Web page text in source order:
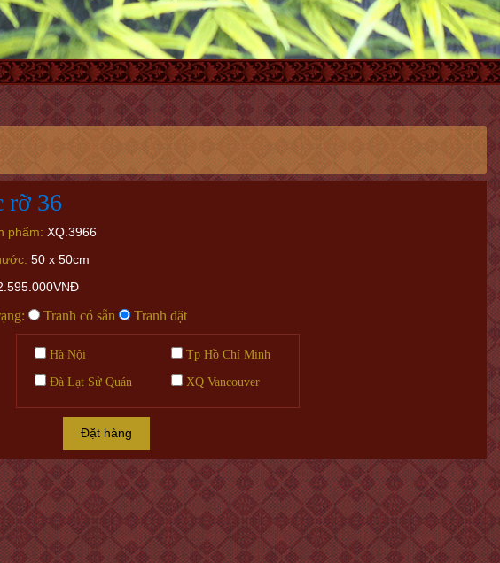
rỡ 36
phẩm: XQ.3966
50 x 50cm
Tranh có sẵn Tranh đặt
Hà Nội Tp Hồ Chí Minh
Đà Lạt Sử Quán XQ Vancouver
Đặt hàng